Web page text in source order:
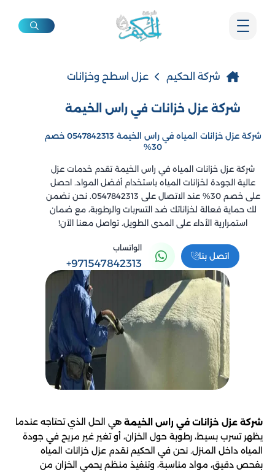
شركة الحكيم عزل اسطح وخزانات
شركة عزل خزانات في راس الخيمة
شركة عزل خزانات المياه في راس الخيمة 0547842313 خصم
30%
شركة عزل خزانات المياه في راس الخيمة تقدم خدمات عزل
عالية الجودة لخزانات المياه باستخدام أفضل المواد. احصل
على خصم 30% عند الاتصال على 0547842313. نحن نضمن
لك حماية فعالة لخزاناتك ضد التسربات والرطوبة، مع ضمان
استمرارية الأداء على المدى الطويل. تواصل معنا الآن!
اتصل بنا
الواتساب
+971547842313
شركة عزل خزانات في راس الخيمة هي الحل الذي تحتاجه عندما
يظهر تسرب بسيط، رطوبة حول الخزان، أو تغير غير مريح في جودة
المياه داخل المنزل. نحن في الحكيم نقدم عزل خزانات المياه
بفحص دقيق، مواد مناسبة، وتنفيذ منظم يحمي الخزان من